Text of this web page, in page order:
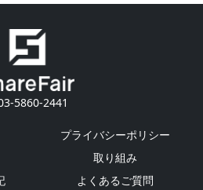
5860-2441
プライバシーポリシー
取り組み
よくあるご質問